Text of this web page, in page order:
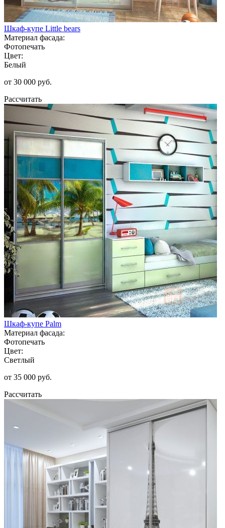
Шкаф-купе Little bears
Материал фасада:
Фотопечать
Цвет:
Белый
от 30 000 руб.
Рассчитать
Шкаф-купе Palm
Материал фасада:
Фотопечать
Цвет:
Светлый
от 35 000 руб.
Рассчитать